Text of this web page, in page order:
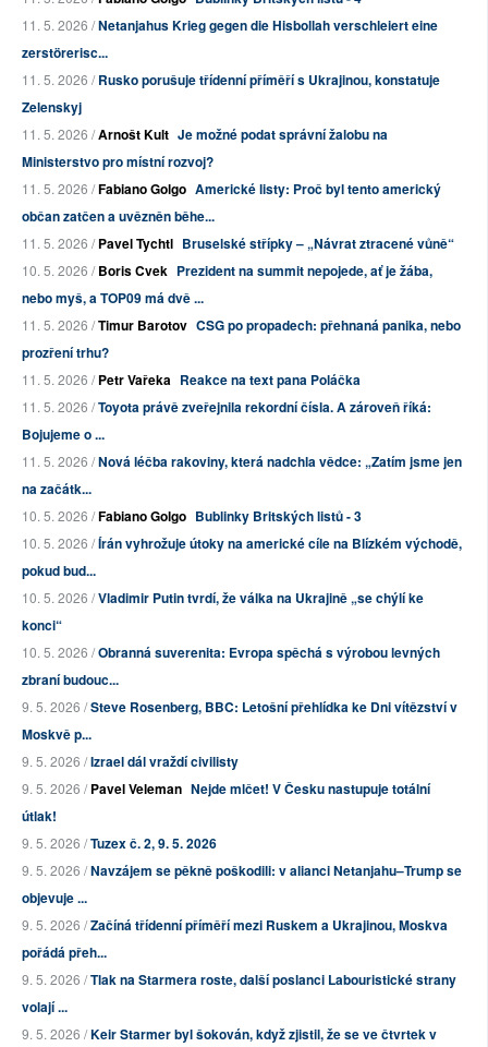
11. 5. 2026 /Netanjahus Krieg gegen die Hisbollah verschleiert eine
zerstörerisc...
11. 5. 2026 /Rusko porušuje třídenní příměří s Ukrajinou, konstatuje
Zelenskyj
11. 5. 2026 /Arnošt Kult Je možné podat správní žalobu na
Ministerstvo pro místní rozvoj?
11. 5. 2026 /Fabiano Golgo Americké listy: Proč byl tento americký
občan zatčen a uvězněn běhe...
11. 5. 2026 /Pavel Tychtl Bruselské střípky – „Návrat ztracené vůně“
10. 5. 2026 /Boris Cvek Prezident na summit nepojede, ať je žába,
nebo myš, a TOP09 má dvě ...
11. 5. 2026 /Timur Barotov CSG po propadech: přehnaná panika, nebo
prozření trhu?
11. 5. 2026 /Petr Vařeka Reakce na text pana Poláčka
11. 5. 2026 /Toyota právě zveřejnila rekordní čísla. A zároveň říká:
Bojujeme o ...
11. 5. 2026 /Nová léčba rakoviny, která nadchla vědce: „Zatím jsme jen
na začátk...
10. 5. 2026 /Fabiano Golgo Bublinky Britských listů - 3
10. 5. 2026 /Írán vyhrožuje útoky na americké cíle na Blízkém východě,
pokud bud...
10. 5. 2026 /Vladimir Putin tvrdí, že válka na Ukrajině „se chýlí ke
konci“
10. 5. 2026 /Obranná suverenita: Evropa spěchá s výrobou levných
zbraní budouc...
9. 5. 2026 /Steve Rosenberg, BBC: Letošní přehlídka ke Dni vítězství v
Moskvě p...
9. 5. 2026 /Izrael dál vraždí civilisty
9. 5. 2026 /Pavel Veleman Nejde mlčet! V Česku nastupuje totální
útlak!
9. 5. 2026 /Tuzex č. 2, 9. 5. 2026
9. 5. 2026 /Navzájem se pěkně poškodili: v alianci Netanjahu–Trump se
objevuje ...
9. 5. 2026 /Začíná třídenní příměří mezi Ruskem a Ukrajinou, Moskva
pořádá přeh...
9. 5. 2026 /Tlak na Starmera roste, další poslanci Labouristické strany
volají ...
9. 5. 2026 /Keir Starmer byl šokován, když zjistil, že se ve čtvrtek v